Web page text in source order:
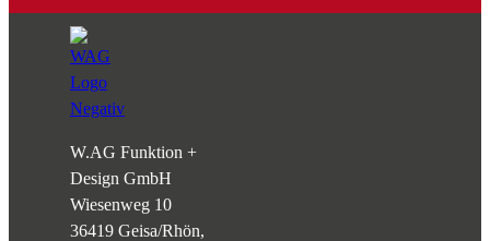
W.AG Funktion +
Design GmbH
Wiesenweg 10
36419 Geisa/Rhön,